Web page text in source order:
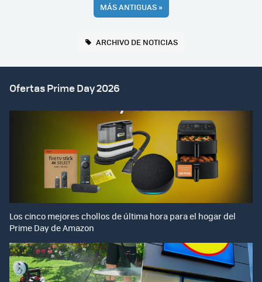
MÁS ANTIGUAS»
ARCHIVO DE NOTICIAS
Ofertas Prime Day 2026
Los cinco mejores chollos de última hora para el hogar del
Prime Day de Amazon